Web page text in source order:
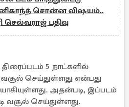
சொன்ன விஷயம்..
செல்வராஜ் பதிவு
5 நாட்களில்
செய்துள்ளது என்பது
அதன்படி, இப்படம்
வசூல் செய்துள்ளது.